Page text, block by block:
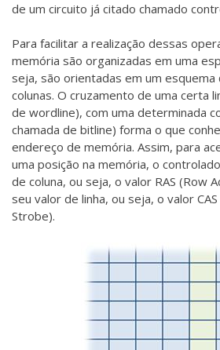
de um circuito já citado chamado
Para facilitar a realização dessas
memória são organizadas em uma
seja, são orientadas em um esquema
colunas. O cruzamento de uma certa
de wordline), com uma determinada
chamada de bitline) forma o que
endereço de memória. Assim, para
uma posição na memória, o
de coluna, ou seja, o valor RAS (Row
seu valor de linha, ou seja, o valor
Strobe).